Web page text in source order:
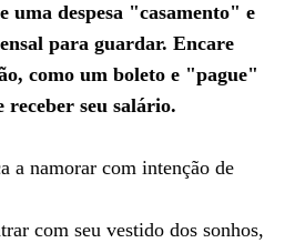
uma despesa "casamento" e
para guardar. Encare
como um boleto e "pague"
receber seu salário.
a namorar com intenção de
com seu vestido dos sonhos,